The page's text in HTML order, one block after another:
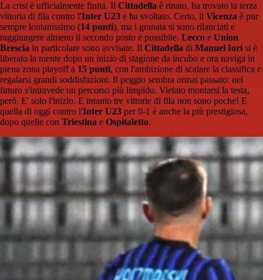
La crisi è ufficialmente finita. Il Cittadella è rinato, ha trovato la terza
vittoria di fila contro l'Inter U23 e ha svoltato. Certo, il Vicenza è pur
sempre lontanissimo (14 punti), ma i granata si sono rilanciati e
raggiungere almeno il secondo posto è possibile. Lecco e Union
Brescia in particolare sono avvisate. Il Cittadella di Manuel Iori si è
liberato la mente dopo un inizio di stagione da incubo e ora naviga in
piena zona playoff a 15 punti, con l'ambizione di scalare la classifica e
regalarsi grandi soddisfazioni. Il peggio sembra ormai passato: nel
futuro s'intravede un percorso più limpido. Vietato montarsi la testa,
però. E' solo l'inizio. E intanto tre vittorie di fila non sono poche! E
quella di oggi contro l'Inter U23 per 0-1 è anche la più prestigiosa,
dopo quelle con Triestina e Ospitaletto.